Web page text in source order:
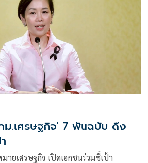
ม.เศรษฐกิจ' 7 พันฉบับ ดึง
ายเศรษฐกิจ เปิดเอกชนร่วมชี้เป้า